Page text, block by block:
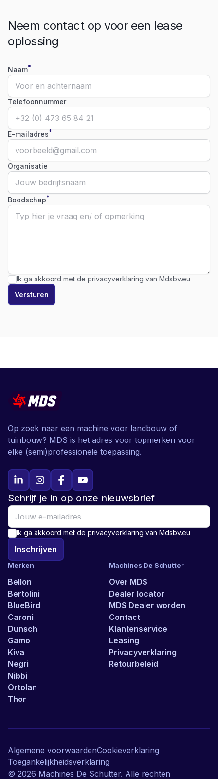
Neem contact op voor een lease
oplossing
Naam*
Telefoonnummer
E-mailadres*
Organisatie
Boodschap*
Ik ga akkoord met de privacyverklaring van Mdsbv.eu
Versturen
Op zoek naar een machine voor landbouw of
tuinbouw? MDS is het adres voor topmerken voor
elke (semi)professionele toepassing.
Merken
Bellon
Bertolini
BlueBird
Caroni
Dunsch
Gamo
Kiva
Negri
Nibbi
Ortolan
Thor
Machines De Schutter
Over MDS
Dealer locator
MDS Dealer worden
Contact
Klantenservice
Leasing
Privacyverklaring
Retourbeleid
Schrijf je in op onze nieuwsbrief
Ik ga akkoord met de privacyverklaring van Mdsbv.eu
Inschrijven
© 2026 Machines De Schutter. Alle rechten
Algemene voorwaardenCookieverklaring
Toegankelijkheidsverklaring